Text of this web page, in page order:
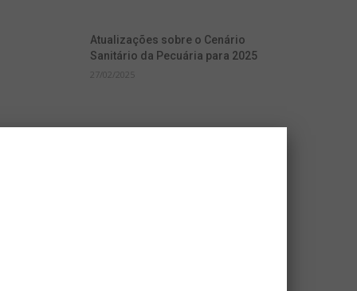
Atualizações sobre o Cenário
Sanitário da Pecuária para 2025
27/02/2025